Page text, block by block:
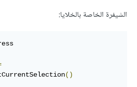
الشيفرة الخاصة بالخلايا:
()